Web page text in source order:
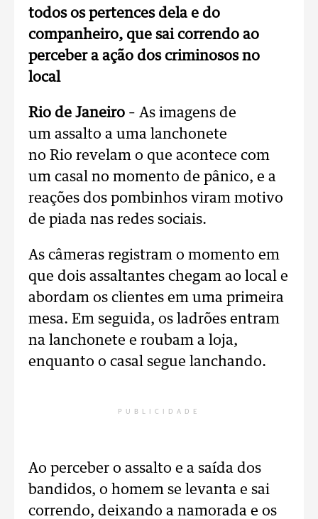
todos os pertences dela e do
companheiro, que sai correndo ao
perceber a ação dos criminosos no
local
Rio de Janeiro – As imagens de
um assalto a uma lanchonete
no Rio revelam o que acontece com
um casal no momento de pânico, e a
reações dos pombinhos viram motivo
de piada nas redes sociais.
As câmeras registram o momento em
que dois assaltantes chegam ao local e
abordam os clientes em uma primeira
mesa. Em seguida, os ladrões entram
na lanchonete e roubam a loja,
enquanto o casal segue lanchando.
PUBLICIDADE
Ao perceber o assalto e a saída dos
bandidos, o homem se levanta e sai
correndo, deixando a namorada e os